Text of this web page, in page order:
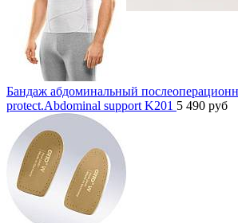
Бандаж абдоминальный
protect.Abdominal support K201 5 490 руб